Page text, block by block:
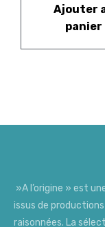
Ajouter
panier
»A l’origine » est
issus de
raisonnées. La